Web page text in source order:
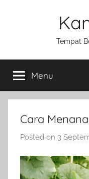
Tempat
Menu
Cara
Posted on 3